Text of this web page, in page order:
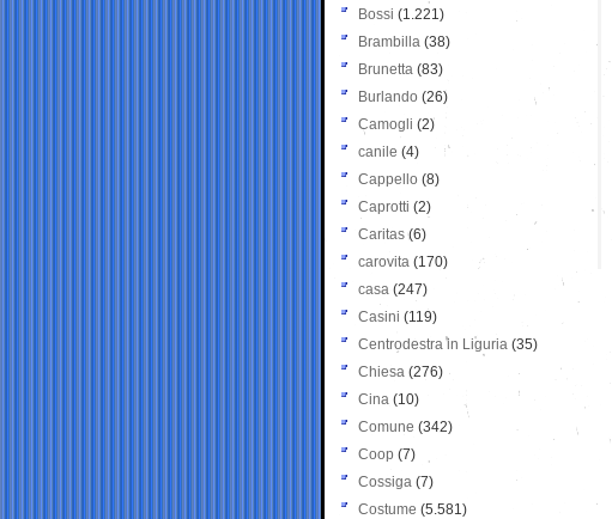
Bossi (1.221)
Brambilla (38)
Brunetta (83)
Burlando (26)
Camogli (2)
canile (4)
Cappello (8)
Caprotti (2)
Caritas (6)
carovita (170)
casa (247)
Casini (119)
Centrodestra in Liguria (35)
Chiesa (276)
Cina (10)
Comune (342)
Coop (7)
Cossiga (7)
Costume (5.581)